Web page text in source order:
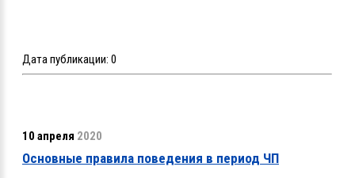
Дата публикации: 0
10 апреля 2020
Основные правила поведения в период ЧП